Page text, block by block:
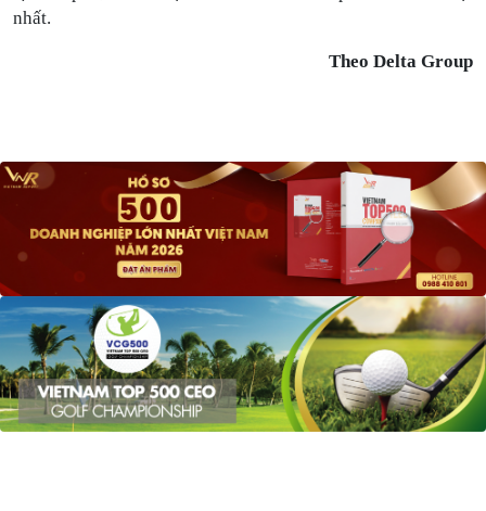
nhất.
Theo Delta Group